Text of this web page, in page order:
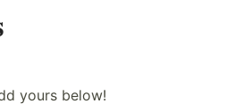
yours below!